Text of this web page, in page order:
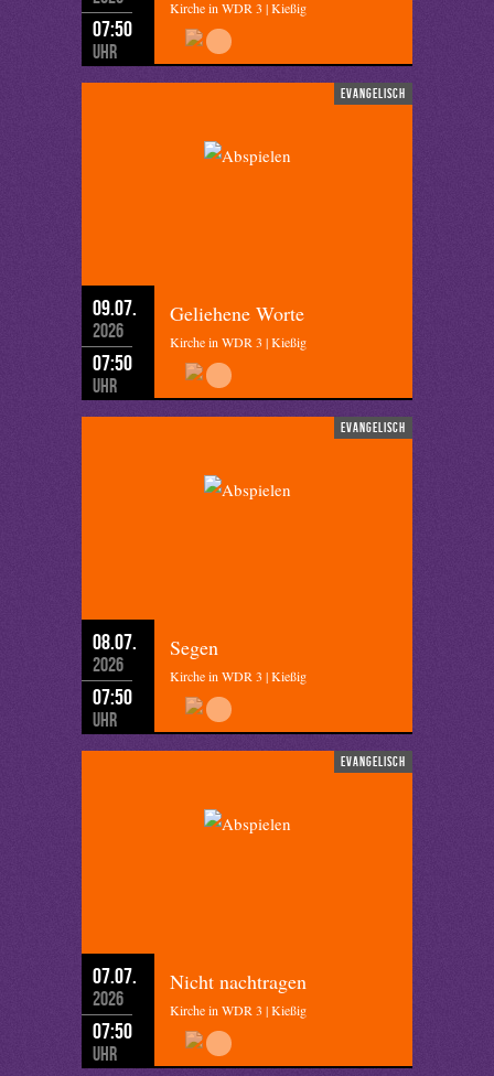
07:50
Uhr
Kirche in WDR 3 | Kießig
evangelisch
09.07.
2026
07:50
Uhr
Geliehene Worte
Kirche in WDR 3 | Kießig
evangelisch
08.07.
2026
07:50
Uhr
Segen
Kirche in WDR 3 | Kießig
evangelisch
07.07.
2026
07:50
Uhr
Nicht nachtragen
Kirche in WDR 3 | Kießig